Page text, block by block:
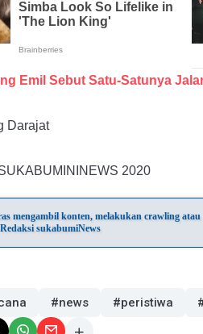
Emil Sebut Satu-Satunya
Darajat
2020
mengambil konten, melakukan crawling
sukabumiNews
#news #peristiwa